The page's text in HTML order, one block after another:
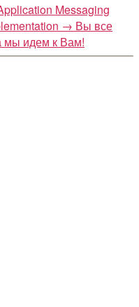
Messaging
→ Вы все
мы идем к Вам!